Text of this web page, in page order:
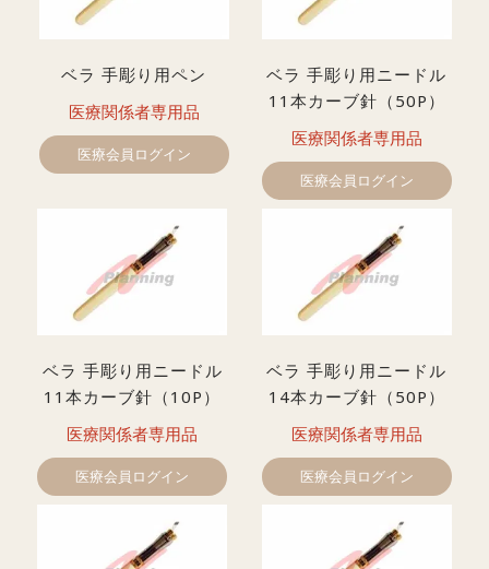
ベラ 手彫り用ペン
医療関係者専用品
医療会員ログイン
ベラ 手彫り用ニードル
11本カーブ針（50P）
医療関係者専用品
医療会員ログイン
ベラ 手彫り用ニードル
11本カーブ針（10P）
医療関係者専用品
医療会員ログイン
ベラ 手彫り用ニードル
14本カーブ針（50P）
医療関係者専用品
医療会員ログイン